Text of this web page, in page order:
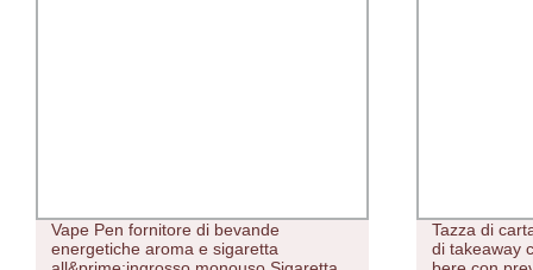
Tazza di carta monouso per la stampa
di takeaway con contenitore di carta da
Sistema
e da 8 ml